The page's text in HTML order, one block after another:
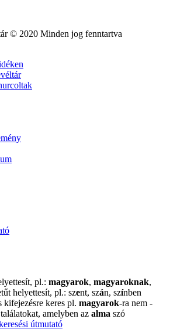
© 2020 Minden jog fenntartva
pl.: magyarok, magyaroknak,
helyettesít, pl.: szent, szán, színben
kifejezésre keres pl. magyarok-ra nem -
amelyben az alma szó
útmutató